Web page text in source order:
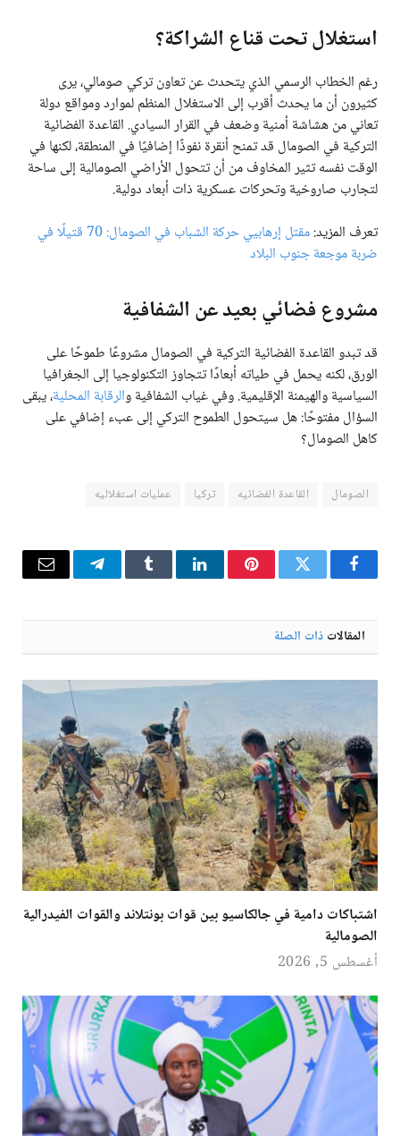
استغلال تحت قناع الشراكة؟
رغم الخطاب الرسمي الذي يتحدث عن تعاون تركي صومالي، يرى
كثيرون أن ما يحدث أقرب إلى الاستغلال المنظم لموارد ومواقع دولة
تعاني من هشاشة أمنية وضعف في القرار السيادي. القاعدة الفضائية
التركية في الصومال قد تمنح أنقرة نفوذًا إضافيًا في المنطقة، لكنها في
الوقت نفسه تثير المخاوف من أن تتحول الأراضي الصومالية إلى ساحة
لتجارب صاروخية وتحركات عسكرية ذات أبعاد دولية.
تعرف المزيد:
مقتل إرهابيي حركة الشباب في الصومال: 70 قتيلًا في
ضربة موجعة جنوب البلاد
مشروع فضائي بعيد عن الشفافية
قد تبدو القاعدة الفضائية التركية في الصومال مشروعًا طموحًا على
الورق، لكنه يحمل في طياته أبعادًا تتجاوز التكنولوجيا إلى الجغرافيا
السياسية والهيمنة الإقليمية. وفي غياب الشفافية والرقابة المحلية، يبقى
السؤال مفتوحًا: هل سيتحول الطموح التركي إلى عبء إضافي على
كاهل الصومال؟
الصومال القاعدة الفضائيه تركيا عمليات استغلاليه
فيسبوكتويتر بينتيريستلينكدإن Tumblr تيلقرام البريد
المقالات ذات الصلة
اشتباكات دامية في جالكاسيو بين قوات بونتلاند والقوات الفيدرالية
الصومالية
أغسطس 5, 2026